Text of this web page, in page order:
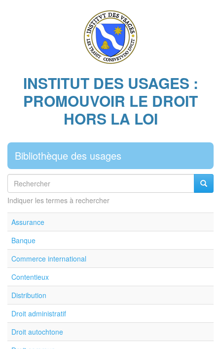
INSTITUT DES USAGES :
PROMOUVOIR LE DROIT
HORS LA LOI
Bibliothèque des usages
Rechercher
Indiquer les termes à rechercher
Assurance
Banque
Commerce international
Contentieux
Distribution
Droit administratif
Droit autochtone